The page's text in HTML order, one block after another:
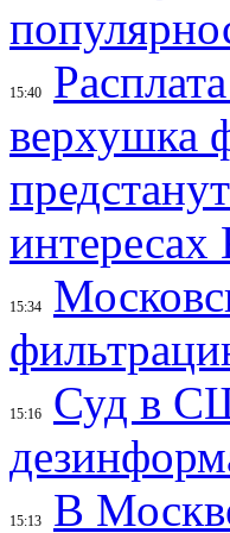
15:40
верхушка
15:34
15:16
Суд в
15:13 В